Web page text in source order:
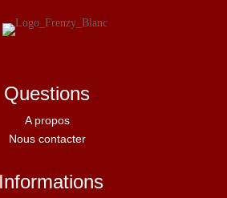
Questions
A propos
Nous contacter
Informations